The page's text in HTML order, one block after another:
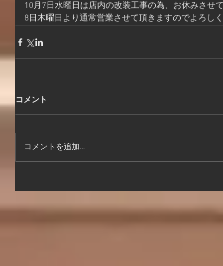
10月7日水曜日は店内の改装工事の為、お休みさせ
8日木曜日より通常営業させて頂きますのでよろし
コメント
コメントを追加…